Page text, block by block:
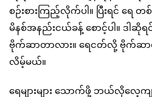
စဉ်းစားကြည့်လိုက်ပါ။ ပြီးရင် ရေ
မိနစ်အနည်းငယ်ခန့် စောင့်ပါ။ ဒ
ဗိုက်ဆာတာလား။ ရေငတ်လို့ ဗိုက်ဆ
လိမ့်မယ်။
ရေများများ သောက်ဖို့ ဘယ်လိုလေ့